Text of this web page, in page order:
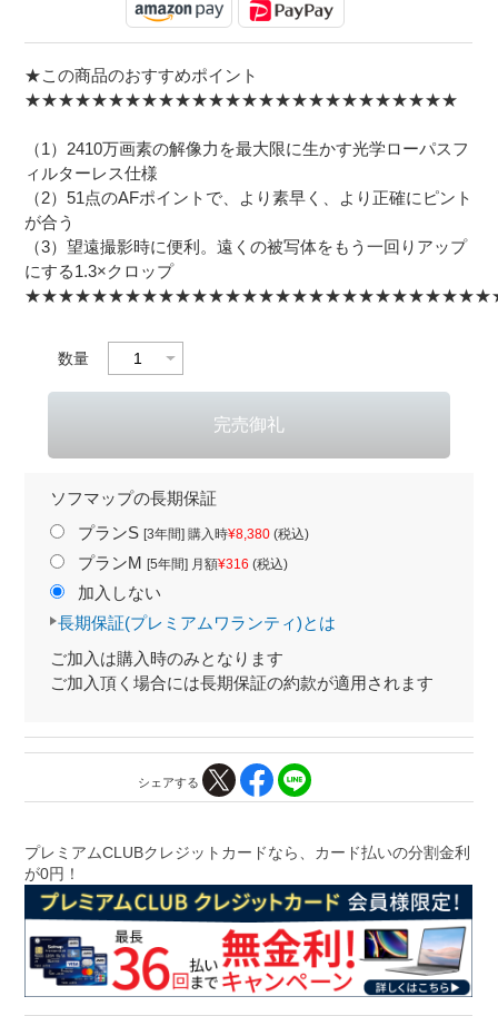
★この商品のおすすめポイント
★★★★★★★★★★★★★★★★★★★★★★★★★★
（1）2410万画素の解像力を最大限に生かす光学ローパスフ
ィルターレス仕様
（2）51点のAFポイントで、より素早く、より正確にピント
が合う
（3）望遠撮影時に便利。遠くの被写体をもう一回りアップ
にする1.3×クロップ
数量
ソフマップの長期保証
プランS [3年間] 購入時¥8,380(税込)
プランM [5年間] 月額¥316 (税込)
加入しない
長期保証(プレミアムワランティ)とは
ご加入は購入時のみとなります
ご加入頂く場合には長期保証の約款が適用されます
シェアする
プレミアムCLUBクレジットカードなら、カード払いの分割金利
が0円！